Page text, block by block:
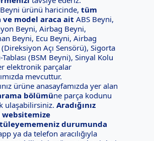
ürünü haricinde, tüm
ve model araca ait ABS Beyni,
Beyni, Airbag Beyni,
Beyni, Ecu Beyni, Airbag
(Direksiyon Açı Sensörü), Sigorta
Tablası (BSM Beyni), Sinyal Kolu
elektronik parçalar
mevcuttur.
ürüne anasayfamızda yer alan
bölümüne parça kodunu
ulaşabilirsiniz. Aradığınız
durumunda
ya da telefon aracılığıyla